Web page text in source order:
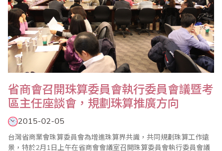
省商會召開珠算委員會執行委員會議暨考
區主任座談會，規劃珠算推廣方向
2015-02-05
台灣省商業會珠算委員會為增進珠算界共識，共同規劃珠算工作遠
景，特於2月1日上午在省商會會議室召開珠算委員會執行委員會議